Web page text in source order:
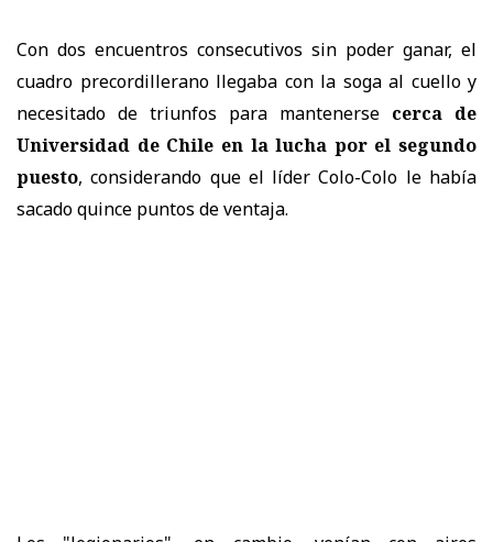
Con dos encuentros consecutivos sin poder ganar, el
cuadro precordillerano llegaba con la soga al cuello y
necesitado de triunfos para mantenerse cerca de
Universidad de Chile en la lucha por el segundo
puesto, considerando que el líder Colo-Colo le había
sacado quince puntos de ventaja.